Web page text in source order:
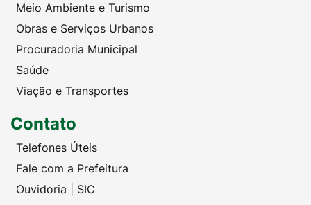
Meio Ambiente e Turismo
Obras e Serviços Urbanos
Procuradoria Municipal
Saúde
Viação e Transportes
Contato
Telefones Úteis
Fale com a Prefeitura
Ouvidoria | SIC